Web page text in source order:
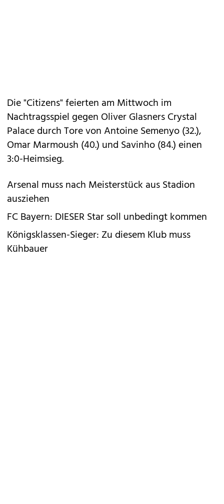
Die "Citizens" feierten am Mittwoch im
Nachtragsspiel gegen Oliver Glasners Crystal
Palace durch Tore von Antoine Semenyo (32.),
Omar Marmoush (40.) und Savinho (84.) einen
3:0-Heimsieg.
Arsenal muss nach Meisterstück aus Stadion
ausziehen
FC Bayern: DIESER Star soll unbedingt kommen
Königsklassen-Sieger: Zu diesem Klub muss
Kühbauer